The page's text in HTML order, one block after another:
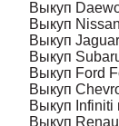
Выкуп
Выкуп
Выкуп
Выкуп
Выкуп Ford
Выкуп
Выкуп
Выкуп